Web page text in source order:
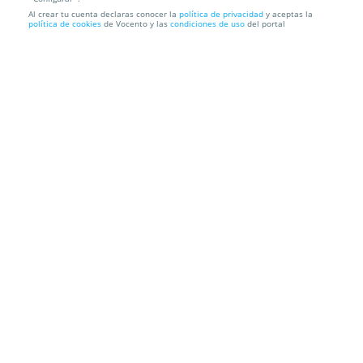
Ahorra un 15% en "TU CRUCERO ME SUENA" al
comprar tu cupón d...
Al crear tu cuenta declaras conocer la política de privacidad y aceptas la
política de cookies de Vocento y las condiciones de uso del portal